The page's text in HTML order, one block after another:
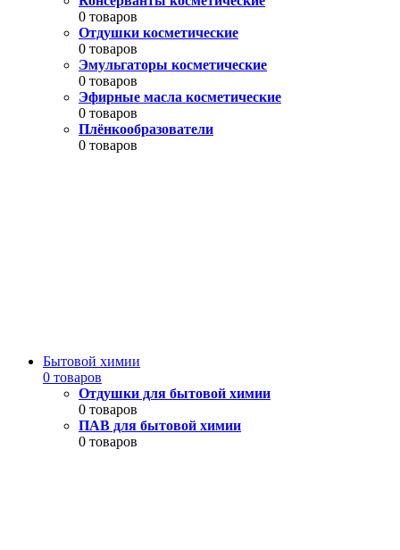
0 товаров
Отдушки косметические
0 товаров
Эмульгаторы косметические
0 товаров
Эфирные масла косметические
0 товаров
Плёнкообразователи
0 товаров
Бытовой химии
0 товаров
Отдушки для бытовой химии
0 товаров
ПАВ для бытовой химии
0 товаров